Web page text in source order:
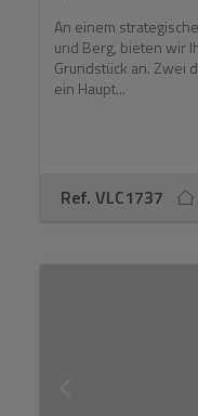
An einem
und Berg, bieten wir
Grundstück an. Zwei
ein Haupt...
Ref. VLC1737